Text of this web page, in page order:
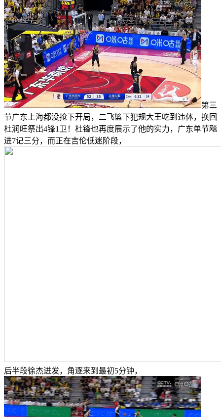
第三
节广东上海都没抢下开局，二飞篮下犯规大王吃到违体，换回
杜润旺祭出4锋1卫！杜锋也再度展示了他的实力，广东单节飚
进7记三分，而正在吉伦低迷阶段，
后半段徐杰迸发，角逐来到最初5分钟，